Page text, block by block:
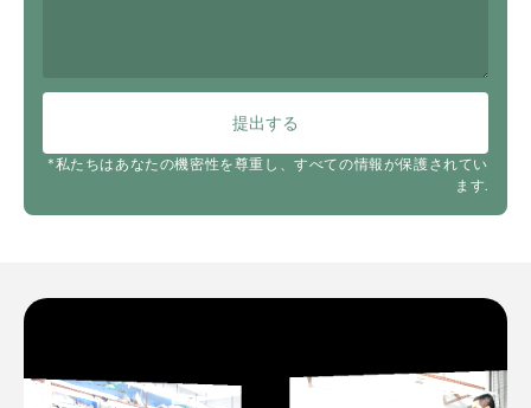
提出する
*私たちはあなたの機密性を尊重し、すべての情報が保護されてい
ます.